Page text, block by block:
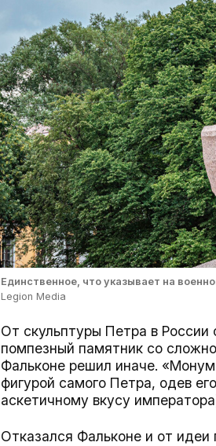
Единственное, что указывает на
Legion Media
От скульптуры Петра в
помпезный памятник со
Фальконе решил иначе.
фигурой самого Петра, одев
аскетичному вкусу
Отказался Фальконе и от идеи